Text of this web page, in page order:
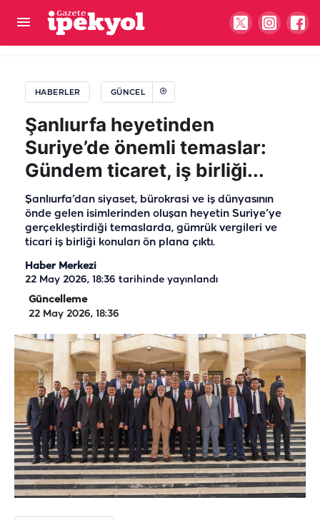
HABERLER GÜNCEL
Şanlıurfa heyetinden
Suriye’de önemli temaslar:
Gündem ticaret, iş birliği...
Şanlıurfa’dan siyaset, bürokrasi ve iş dünyasının
önde gelen isimlerinden oluşan heyetin Suriye’ye
gerçekleştirdiği temaslarda, gümrük vergileri ve
ticari iş birliği konuları ön plana çıktı.
Haber Merkezi
22 May 2026, 18:36 tarihinde yayınlandı
Güncelleme
22 May 2026, 18:36
Şanlıurfa basınının yarım asırlık çınarı: Müslüm